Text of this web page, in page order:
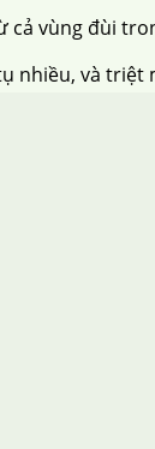
vùng đùi
nhiều, và